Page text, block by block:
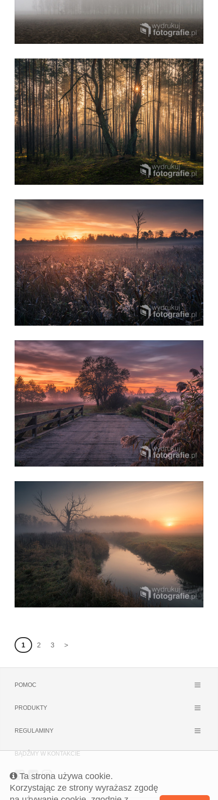
1 2 3 >
POMOC
PRODUKTY
REGULAMINY
BĄDŹMY W KONTAKCIE
Ta strona używa cookie.
Korzystając ze strony wyrażasz zgodę